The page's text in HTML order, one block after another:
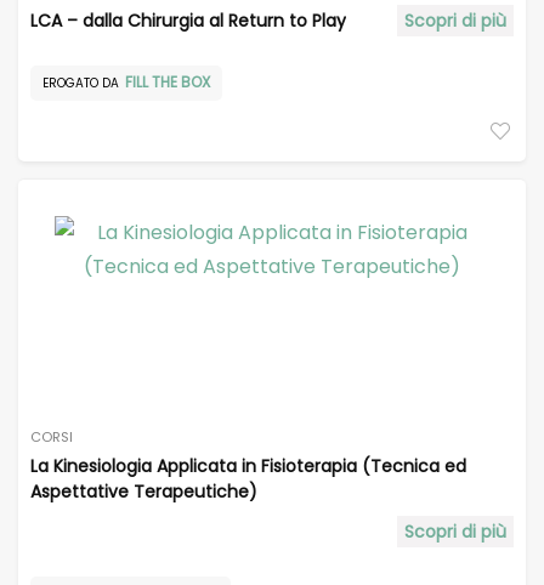
LCA – dalla Chirurgia al Return to Play Scopri di più
EROGATO DA FILL THE BOX
CORSI
La Kinesiologia Applicata in Fisioterapia (Tecnica ed
Aspettative Terapeutiche)
Scopri di più